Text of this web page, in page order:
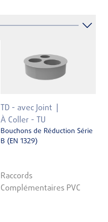
TD - avec Joint
À Coller - TU
Bouchons de Réduction Série
B (EN 1329)
Raccords
Complémentaires PVC